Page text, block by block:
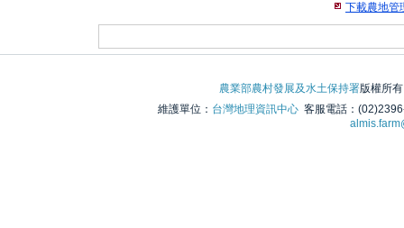
下載農地管
農業部農村發展及水土保持署版權所
維護單位： 台灣地理資訊中心客服電話：